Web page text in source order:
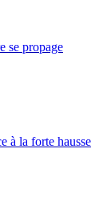
se propage
à la forte hausse